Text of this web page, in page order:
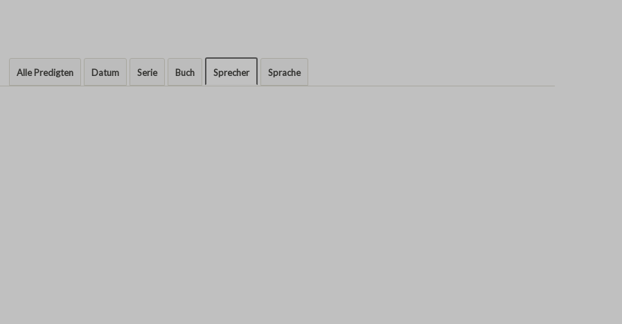
Alle Predigten Datum Serie Buch Sprecher Sprache